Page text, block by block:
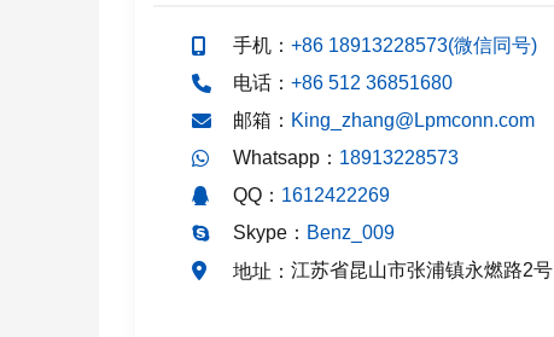
手机： +86 18913228573(微信同号)
电话： +86 512 36851680
邮箱： King_zhang@Lpmconn.com
Whatsapp： 18913228573
QQ： 1612422269
Skype： Benz_009
地址： 江苏省昆山市张浦镇永燃路2号